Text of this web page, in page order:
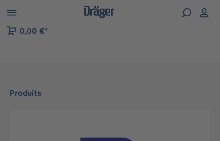
to B2B platform navigation
0,00 €*
Produits
Ignorer la galerie d'images